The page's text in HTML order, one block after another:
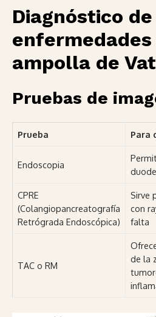
Diagnóstico de
ampolla de
Pruebas de
Prueba Para
Endoscopia
CPRE
(Colangiopancreatografía
Retrógrada Endoscópica)
Sirve
con
falta
TAC o RM
de la